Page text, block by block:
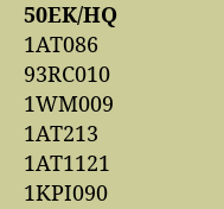
50EK/HQ
1AT086
93RC010
1WM009
1AT213
1AT1121
1KPI090